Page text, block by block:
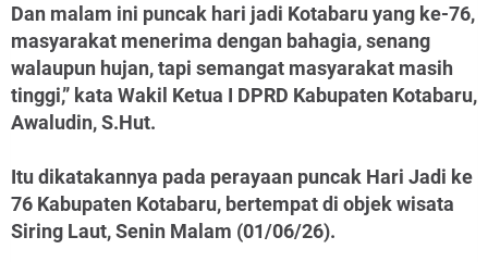
Dan malam ini puncak hari jadi Kotabaru yang ke-76,
masyarakat menerima dengan bahagia, senang
walaupun hujan, tapi semangat masyarakat masih
tinggi,” kata Wakil Ketua I DPRD Kabupaten Kotabaru,
Awaludin, S.Hut.
Itu dikatakannya pada perayaan puncak Hari Jadi ke
76 Kabupaten Kotabaru, bertempat di objek wisata
Siring Laut, Senin Malam (01/06/26).